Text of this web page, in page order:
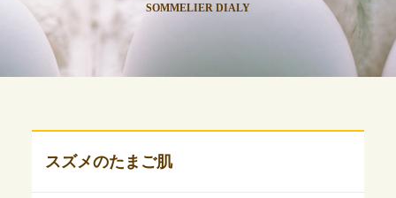
SOMMELIER DIALY
スズメのたまご肌